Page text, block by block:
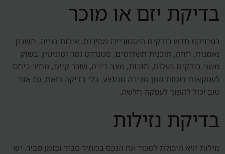
בדיקת יזם או מוכר
בפרויקט חדש בודקים היסטוריית מסירות, איכות בנייה, חשבון
נאמנות, חוזה, תוכנית תשלומים, סטנדרט גמר ומוניטין. בשוק
משני בודקים בעלות, חובות, מצב דירה, שוכר קיים, מחיר ביחס
לעסקאות דומות וזמן מכירה ממוצע. בלי בדיקה כזאת, גם אזור
טוב יכול להפוך לעסקה חלשה.
בדיקת נזילות
נזילות היא היכולת למכור את הנכס במחיר סביר ובזמן סביר. יש